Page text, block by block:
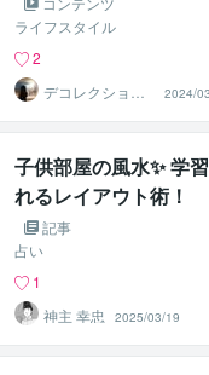
ライフスタイル
2
デコレクショ
ン・インテリオ
｜祐紀子
2024/
子供部屋の風水✨ 学
れるレイアウト術！
記事
占い
1
神主 幸忠
2025/03/19